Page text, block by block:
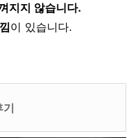
지지 않습니다.
이 있습니다.
기